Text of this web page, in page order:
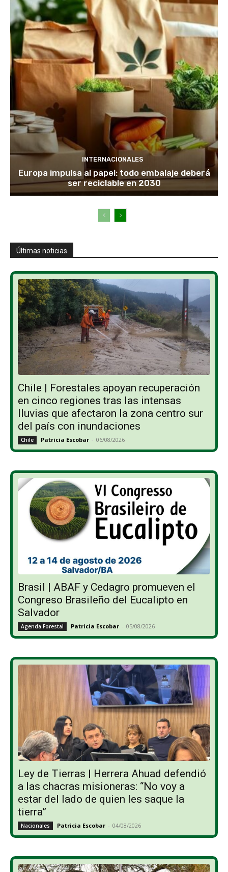
INTERNACIONALES
Europa impulsa al papel: todo embalaje deberá
ser reciclable en 2030
Últimas noticias
Chile | Forestales apoyan recuperación
en cinco regiones tras las intensas
lluvias que afectaron la zona centro sur
del país con inundaciones
Chile Patricia Escobar - 06/08/2026
Brasil | ABAF y Cedagro promueven el
Congreso Brasileño del Eucalipto en
Salvador
Agenda Forestal Patricia Escobar - 05/08/2026
Ley de Tierras | Herrera Ahuad defendió
a las chacras misioneras: “No voy a
estar del lado de quien les saque la
tierra”
Nacionales Patricia Escobar - 04/08/2026